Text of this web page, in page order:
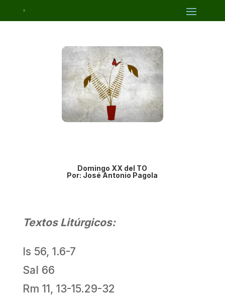
Domingo XX del TO
Por: José Antonio Pagola
Textos Litúrgicos:
Is 56, 1.6-7
Sal 66
Rm 11, 13-15.29-32